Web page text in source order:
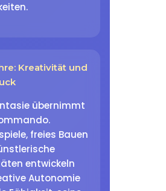
Kreativität und
übernimmt
freies Bauen
entwickeln
Autonomie